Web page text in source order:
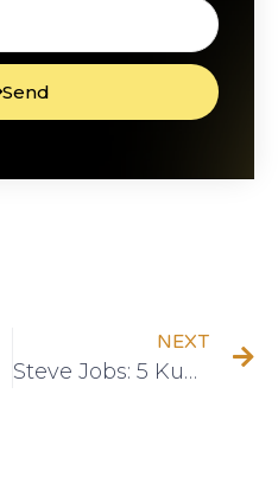
Send
NEXT
Steve Jobs: 5 Kunci Kepemimpinan yang Menginspirasi Dunia